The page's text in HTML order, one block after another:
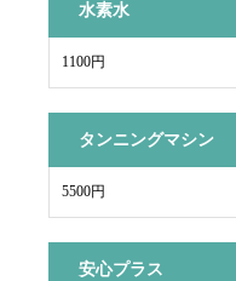
水素水
1100円
タンニングマシン
5500円
安心プラス